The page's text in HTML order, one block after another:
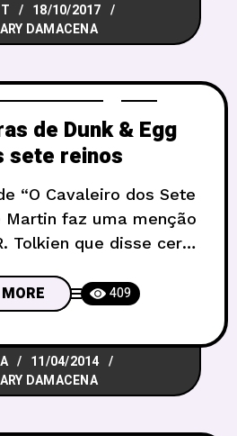
rolando. E por isso
conversar sobre um
18/10/2017
DAMACENA
de Dunk & Egg
sete reinos
“O Cavaleiro dos Sete
Martin faz uma menção
Tolkien que disse certa
das Crônicas de Gelo
não poderia ser mais
começar é preciso
que os três contos
foram publicados
409
11/04/2014
DAMACENA